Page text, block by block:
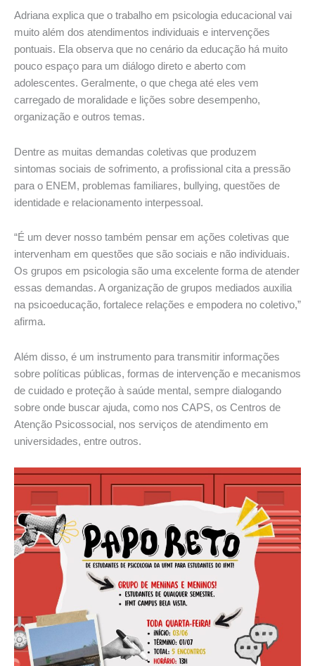
Adriana explica que o trabalho em psicologia educacional vai
muito além dos atendimentos individuais e intervenções
pontuais. Ela observa que no cenário da educação há muito
pouco espaço para um diálogo direto e aberto com
adolescentes. Geralmente, o que chega até eles vem
carregado de moralidade e lições sobre desempenho,
organização e outros temas.
Dentre as muitas demandas coletivas que produzem
sintomas sociais de sofrimento, a profissional cita a pressão
para o ENEM, problemas familiares, bullying, questões de
identidade e relacionamento interpessoal.
“É um dever nosso também pensar em ações coletivas que
intervenham em questões que são sociais e não individuais.
Os grupos em psicologia são uma excelente forma de atender
essas demandas. A organização de grupos mediados auxilia
na psicoeducação, fortalece relações e empodera no coletivo,”
afirma.
Além disso, é um instrumento para transmitir informações
sobre políticas públicas, formas de intervenção e mecanismos
de cuidado e proteção à saúde mental, sempre dialogando
sobre onde buscar ajuda, como nos CAPS, os Centros de
Atenção Psicossocial, nos serviços de atendimento em
universidades, entre outros.